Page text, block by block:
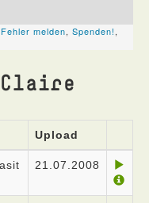
Upload
21.07.2008